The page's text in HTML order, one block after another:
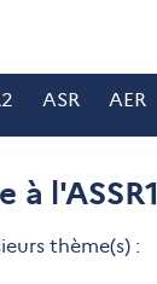
introduction
ASR AER
à l'ASSR1
thème(s) :